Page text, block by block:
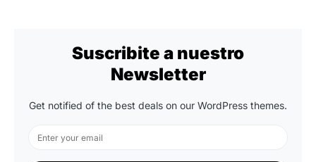
Suscribite a nuestro
Newsletter
Get notified of the best deals on our WordPress themes.